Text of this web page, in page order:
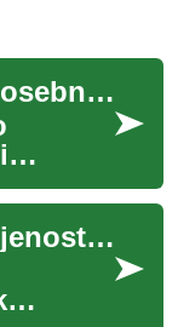
Finančna podpora za osebne potrebe
naj bo
Skrb za čistočo in urejenost doma